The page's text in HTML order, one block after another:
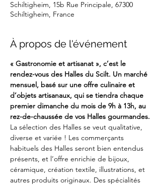
Schiltigheim, 15b Rue Principale, 67300
Schiltigheim, France
À propos de l'événement
« Gastronomie et artisanat », c’est le
rendez-vous des Halles du Scilt. Un marché
mensuel, basé sur une offre culinaire et
d’objets artisanaux, qui se tiendra chaque
premier dimanche du mois de 9h à 13h, au
rez-de-chaussée de vos Halles gourmandes.
La sélection des Halles se veut qualitative,
diverse et variée ! Les commerçants
habituels des Halles seront bien entendus
présents, et l’offre enrichie de bijoux,
céramique, création textile, illustrations, et
autres produits originaux. Des spécialités